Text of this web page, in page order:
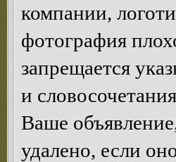
компании,
фотография
запрещается
и
Ваше
удалено, если